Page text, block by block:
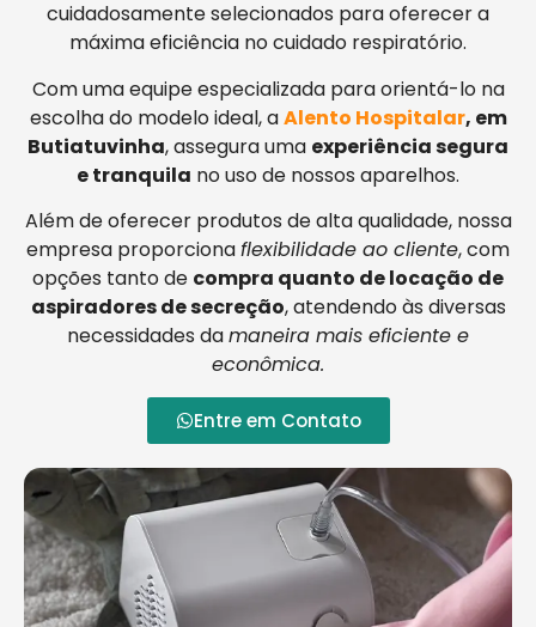
cuidadosamente selecionados para oferecer a
máxima eficiência no cuidado respiratório.
Com uma equipe especializada para orientá-lo na
escolha do modelo ideal, aAlento Hospitalar, em
Butiatuvinha, assegura uma experiência segura
e tranquila no uso de nossos aparelhos.
Além de oferecer produtos de alta qualidade, nossa
empresa proporcionaflexibilidade ao cliente, com
opções tanto de compra quanto de locação de
aspiradores de secreção, atendendo às diversas
necessidades damaneira mais eficiente e
econômica.
Entre em Contato